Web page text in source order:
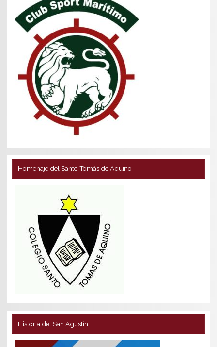
Homenaje del Santo Tomás de Aquino
Historia del San Agustín